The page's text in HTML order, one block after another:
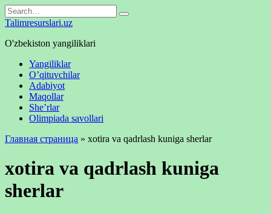
Skip
to
Search
for:
Talimresurslari.uz
O'zbekiston yangiliklari
Yangiliklar
O’qituvchilar
Adabiyot
Maqollar
She’rlar
Olimpiada savollari
Главная страница » xotira va qadrlash kuniga sherlar
xotira va qadrlash kuniga
sherlar